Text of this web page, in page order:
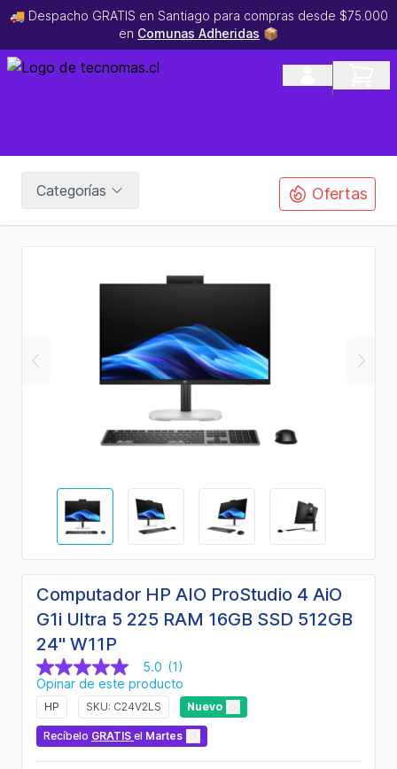
🚚 Despacho GRATIS en Santiago para compras desde $75.000
en Comunas Adheridas 📦
Categorías Ofertas
Computador HP AIO ProStudio 4 AiO
G1i Ultra 5 225 RAM 16GB SSD 512GB
24" W11P
5.0
de
5
estrellas,
valor
medio
de
5.0 (1)
Opinar de este producto
HP SKU: C24V2LS Nuevo
Recíbelo GRATIS el Martes